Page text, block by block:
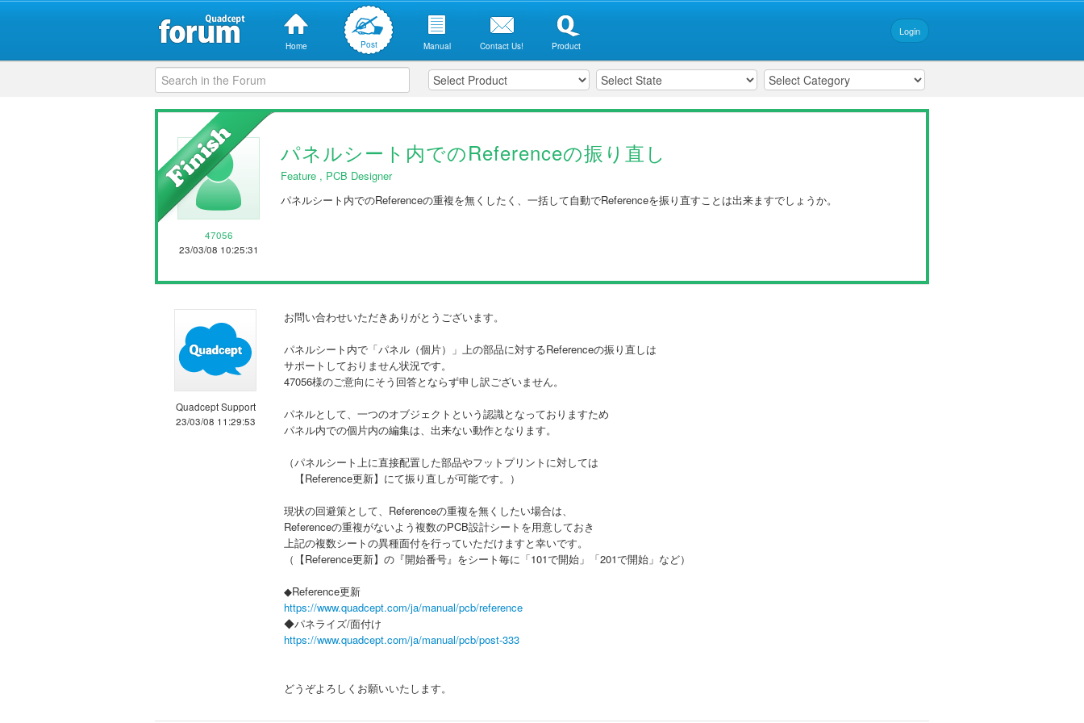
Home Post Manual Contact Us! Product
Login
47056
23/03/08 10:25:31
パネルシート内でのReferenceの振り直し
Feature , PCB Designer
パネルシート内でのReferenceの重複を無くしたく、一括して自動でReferenceを振り直すことは出来ますでしょうか。
Quadcept Support
23/03/08 11:29:53
お問い合わせいただきありがとうございます。
パネルシート内で「パネル（個片）」上の部品に対するReferenceの振り直しは
サポートしておりません状況です。
47056様のご意向にそう回答とならず申し訳ございません。
パネルとして、一つのオブジェクトという認識となっておりますため
パネル内での個片内の編集は、出来ない動作となります。
（パネルシート上に直接配置した部品やフットプリントに対しては
【Reference更新】にて振り直しが可能です。）
現状の回避策として、Referenceの重複を無くしたい場合は、
Referenceの重複がないよう複数のPCB設計シートを用意しておき
上記の複数シートの異種面付を行っていただけますと幸いです。
（【Reference更新】の『開始番号』をシート毎に「101で開始」「201で開始」など）
◆Reference更新
https://www.quadcept.com/ja/manual/pcb/reference
◆パネライズ/面付け
https://www.quadcept.com/ja/manual/pcb/post-333
どうぞよろしくお願いいたします。